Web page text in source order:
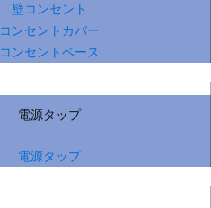
壁コンセント
コンセントカバー
コンセントベース
電源タップ
電源タップ